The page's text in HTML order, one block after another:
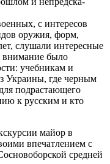
с интересов
оружия, форм,
слушали интересные
внимание было
учебникам и
Украины, где черным
подрастающего
к русским и кто
майор в
впечатлением с
средней